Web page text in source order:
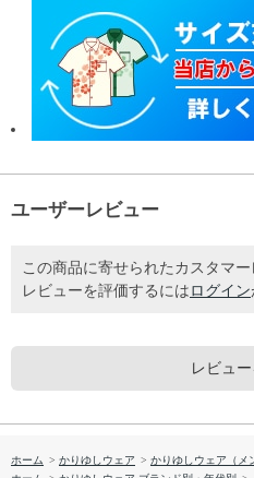
ユーザーレビュー
この商品に寄せられたカスタマ
レビューを評価するには ログイン
レビュー
ホーム > かりゆしウェア > かりゆしウェア（メ